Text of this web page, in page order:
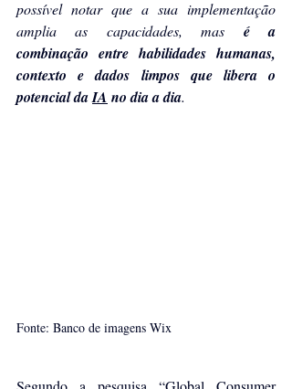
possível notar que a sua implementação
amplia as capacidades, mas é a
combinação entre habilidades humanas,
contexto e dados limpos que libera o
potencial da IA no dia a dia.
Fonte: Banco de imagens Wix